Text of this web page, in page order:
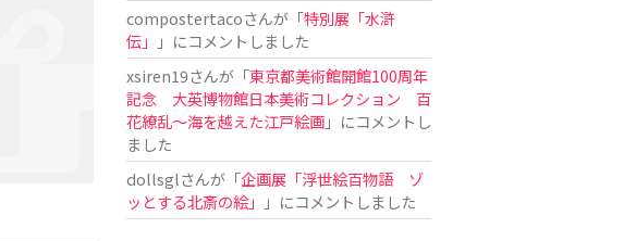
compostertacoさんが「特別展「水滸
伝」
」にコメントしました
xsiren19さんが「東京都美術館開館100周年
記念 大英博物館日本美術コレクション 百
花繚乱～海を越えた江戸絵画」にコメントし
ました
dollsglさんが「企画展「浮世絵百物語 ゾ
ッとする北斎の絵」
」にコメントしました